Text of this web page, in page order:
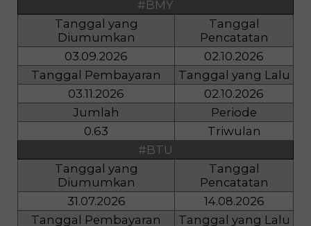
#BMY
Tanggal yang
Diumumkan
Tanggal
Pencatatan
03.09.2026
02.10.2026
Tanggal Pembayaran
Tanggal yang Lalu
03.11.2026
02.10.2026
Jumlah
Periode
0.63
Triwulan
#BTU
Tanggal yang
Diumumkan
Tanggal
Pencatatan
31.07.2026
14.08.2026
Tanggal Pembayaran
Tanggal yang Lalu